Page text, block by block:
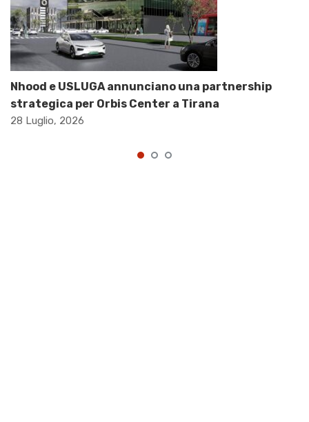
Nhood e USLUGA annunciano una partnership
strategica per Orbis Center a Tirana
28 Luglio, 2026